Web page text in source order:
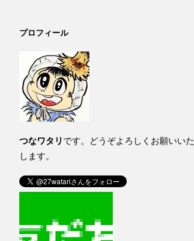
プロフィール
つなワタリ です。どうぞよろしくお願いいた
します。